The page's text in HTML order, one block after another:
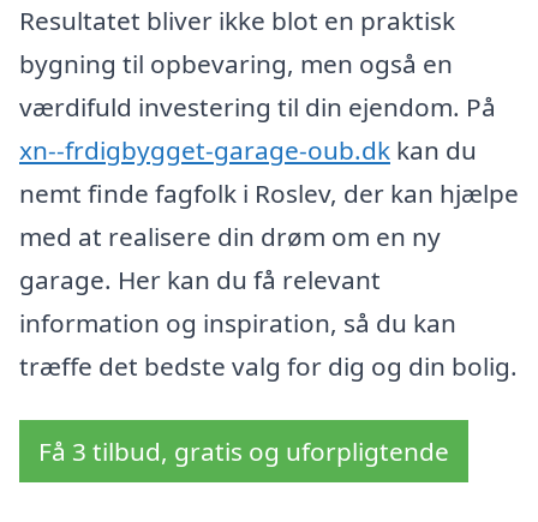
Resultatet bliver ikke blot en praktisk
bygning til opbevaring, men også en
værdifuld investering til din ejendom. På
xn--frdigbygget-garage-oub.dk kan du
nemt finde fagfolk i Roslev, der kan hjælpe
med at realisere din drøm om en ny
garage. Her kan du få relevant
information og inspiration, så du kan
træffe det bedste valg for dig og din bolig.
Få 3 tilbud, gratis og uforpligtende